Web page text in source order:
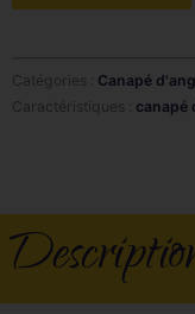
Catégories : Canapé
Caractéristiques : canapé